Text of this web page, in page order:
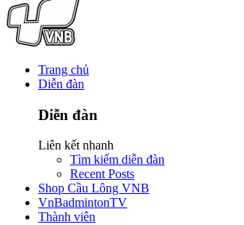
Trang chủ
Diễn đàn
Diễn đàn
Liên kết nhanh
Tìm kiếm diễn đàn
Recent Posts
Shop Cầu Lông VNB
VnBadmintonTV
Thành viên